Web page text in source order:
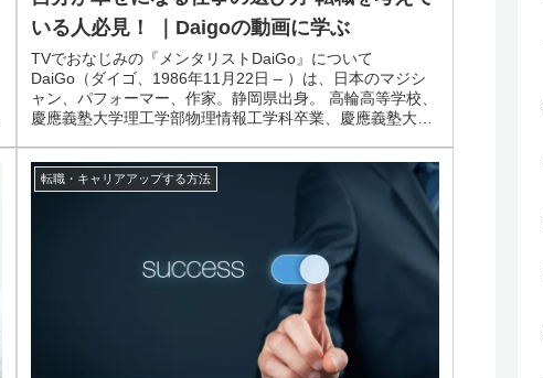
いる人必見！ ｜Daigoの動画に学ぶ
TVでおなじみの『メンタリストDaiGo』について
DaiGo（ダイゴ、1986年11月22日 – ）は、日本のマジシ
ャン、パフォーマー、作家。静岡県出身。 高輪高等学校、
慶應義塾大学理工学部物理情報工学科卒業、慶應義塾大学
転職・キャリアアップする方法